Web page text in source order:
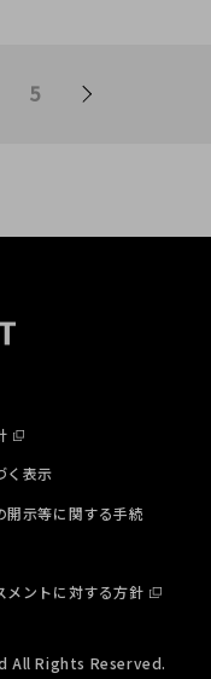
5
く表示
開示等に関する手続
メントに対する方針
Rights Reserved.